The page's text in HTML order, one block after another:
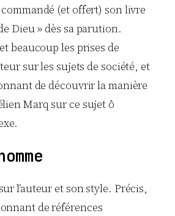
commandé (et offert) son livre
Dieu » dès sa parution.
beaucoup les prises de
sur les sujets de société, et
de découvrir la manière
Marq sur ce sujet ô
l’auteur et son style. Précis,
de références